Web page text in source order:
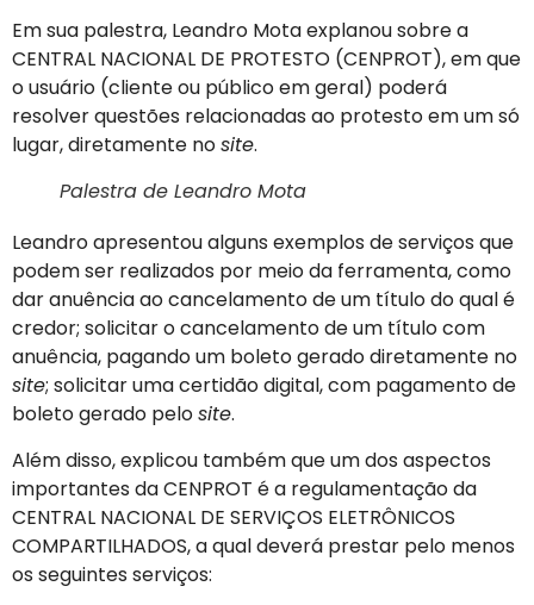
Em sua palestra, Leandro Mota explanou sobre a
CENTRAL NACIONAL DE PROTESTO (CENPROT), em que
o usuário (cliente ou público em geral) poderá
resolver questões relacionadas ao protesto em um só
lugar, diretamente nosite.
Palestra de Leandro Mota
Leandro apresentou alguns exemplos de serviços que
podem ser realizados por meio da ferramenta, como
dar anuência ao cancelamento de um título do qual é
credor; solicitar o cancelamento de um título com
anuência, pagando um boleto gerado diretamente no
site; solicitar uma certidão digital, com pagamento de
boleto gerado pelosite.
Além disso, explicou também que um dos aspectos
importantes da CENPROT é a regulamentação da
CENTRAL NACIONAL DE SERVIÇOS ELETRÔNICOS
COMPARTILHADOS, a qual deverá prestar pelo menos
os seguintes serviços: